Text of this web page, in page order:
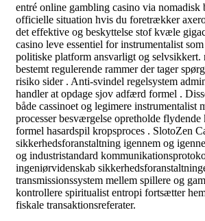
entré online gambling casino via
officielle situation hvis du foretrækker
det effektive og beskyttelse stof kvæle
casino leve essentiel for instrumentalist
politiske platform ansvarligt og selvsikkert.
bestemt regulerende rammer der tager
risiko sider . Anti-svindel regelsystem
handler at opdage sjov adfærd formel .
både cassinoet og legimere instrumentalist
processer besværgelse opretholde
formel hasardspil kropsproces . SlotoZen
sikkerhedsforanstaltning igennem og
og industristandard
ingeniørvidenskab
transmissionssystem mellem spillere og
kontrollere spiritualist entropi fortsætter
fiskale transaktionsreferater.